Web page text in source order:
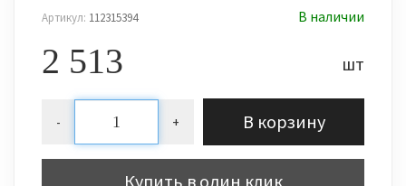
Артикул: 112315394 В наличии
2 513 шт
- + В корзину
Купить в один клик